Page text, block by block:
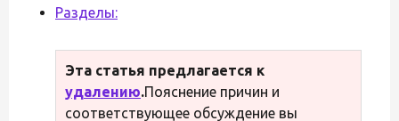
Разделы:
Эта статья предлагается к
удалению.Пояснение причин и
соответствующее обсуждение вы